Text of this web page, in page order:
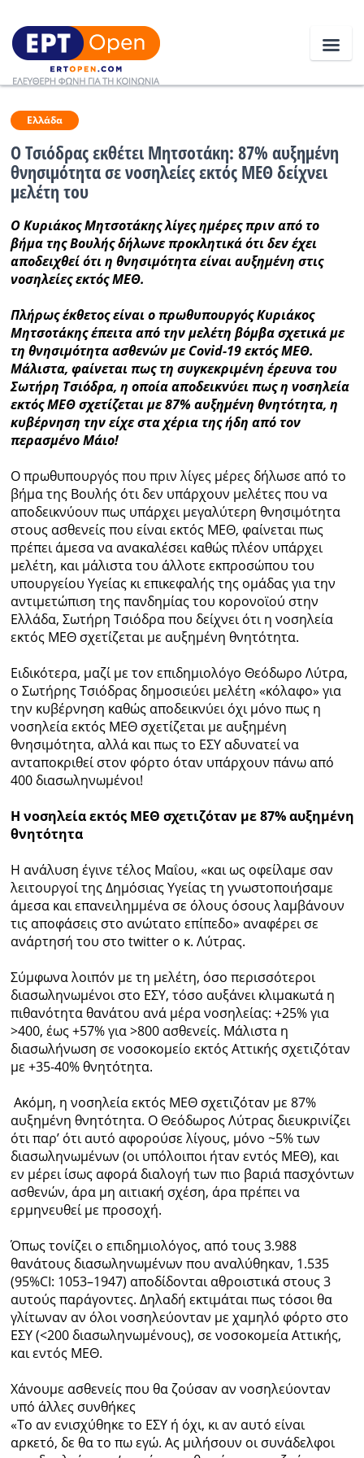
Ειδήσεις
Ελλάδα
Πολιτική
Οικονομία
Αθλητικά
Κόσμος
Ραδιόφωνο LIVE
Πολιτισμός
Ελλάδα
O Τσιόδρας εκθέτει Μητσοτάκη: 87% αυξημένη
θνησιμότητα σε νοσηλείες εκτός ΜΕΘ δείχνει
μελέτη του
Ο Κυριάκος Μητσοτάκης λίγες ημέρες πριν από το
βήμα της Βουλής δήλωνε προκλητικά ότι δεν έχει
αποδειχθεί ότι η θνησιμότητα είναι αυξημένη στις
νοσηλείες εκτός ΜΕΘ.
Πλήρως έκθετος είναι ο πρωθυπουργός Κυριάκος
Μητσοτάκης έπειτα από την μελέτη βόμβα σχετικά με
τη θνησιμότητα ασθενών με Covid-19 εκτός ΜΕΘ.
Μάλιστα, φαίνεται πως τη συγκεκριμένη έρευνα του
Σωτήρη Τσιόδρα, η οποία αποδεικνύει πως η νοσηλεία
εκτός ΜΕΘ σχετίζεται με 87% αυξημένη θνητότητα, η
κυβέρνηση την είχε στα χέρια της ήδη από τον
περασμένο Μάιο!
Ο πρωθυπουργός που πριν λίγες μέρες δήλωσε από το
βήμα της Βουλής ότι δεν υπάρχουν μελέτες που να
αποδεικνύουν πως υπάρχει μεγαλύτερη θνησιμότητα
στους ασθενείς που είναι εκτός ΜΕΘ, φαίνεται πως
πρέπει άμεσα να ανακαλέσει καθώς πλέον υπάρχει
μελέτη, και μάλιστα του άλλοτε εκπροσώπου του
υπουργείου Υγείας κι επικεφαλής της ομάδας για την
αντιμετώπιση της πανδημίας του κορονοϊού στην
Ελλάδα, Σωτήρη Τσιόδρα που δείχνει ότι η νοσηλεία
εκτός ΜΕΘ σχετίζεται με αυξημένη θνητότητα.
Ειδικότερα, μαζί με τον επιδημιολόγο Θεόδωρο Λύτρα,
ο Σωτήρης Τσιόδρας δημοσιεύει μελέτη «κόλαφο» για
την κυβέρνηση καθώς αποδεικνύει όχι μόνο πως η
νοσηλεία εκτός ΜΕΘ σχετίζεται με αυξημένη
θνησιμότητα, αλλά και πως το ΕΣΥ αδυνατεί να
ανταποκριθεί στον φόρτο όταν υπάρχουν πάνω από
400 διασωληνωμένοι!
Η νοσηλεία εκτός ΜΕΘ σχετιζόταν με 87% αυξημένη
θνητότητα
Η ανάλυση έγινε τέλος Μαΐου, «και ως οφείλαμε σαν
λειτουργοί της Δημόσιας Υγείας τη γνωστοποιήσαμε
άμεσα και επανειλημμένα σε όλους όσους λαμβάνουν
τις αποφάσεις στο ανώτατο επίπεδο» αναφέρει σε
ανάρτησή του στο twitter ο κ. Λύτρας.
Σύμφωνα λοιπόν με τη μελέτη, όσο περισσότεροι
διασωληνωμένοι στο ΕΣΥ, τόσο αυξάνει κλιμακωτά η
πιθανότητα θανάτου ανά μέρα νοσηλείας: +25% για
>400, έως +57% για >800 ασθενείς. Μάλιστα η
διασωλήνωση σε νοσοκομείο εκτός Αττικής σχετιζόταν
με +35-40% θνητότητα.
Ακόμη, η νοσηλεία εκτός ΜΕΘ σχετιζόταν με 87%
αυξημένη θνητότητα. Ο Θεόδωρος Λύτρας διευκρινίζει
ότι παρ’ ότι αυτό αφορούσε λίγους, μόνο ~5% των
διασωληνωμένων (οι υπόλοιποι ήταν εντός ΜΕΘ), και
εν μέρει ίσως αφορά διαλογή των πιο βαριά πασχόντων
ασθενών, άρα μη αιτιακή σχέση, άρα πρέπει να
ερμηνευθεί με προσοχή.
Όπως τονίζει ο επιδημιολόγος, από τους 3.988
θανάτους διασωληνωμένων που αναλύθηκαν, 1.535
(95%CI: 1053–1947) αποδίδονται αθροιστικά στους 3
αυτούς παράγοντες. Δηλαδή εκτιμάται πως τόσοι θα
γλίτωναν αν όλοι νοσηλεύονταν με χαμηλό φόρτο στο
ΕΣΥ (<200 διασωληνωμένους), σε νοσοκομεία Αττικής,
και εντός ΜΕΘ.
Χάνουμε ασθενείς που θα ζούσαν αν νοσηλεύονταν
υπό άλλες συνθήκες
«Το αν ενισχύθηκε το ΕΣΥ ή όχι, κι αν αυτό είναι
αρκετό, δε θα το πω εγώ. Ας μιλήσουν οι συνάδελφοι